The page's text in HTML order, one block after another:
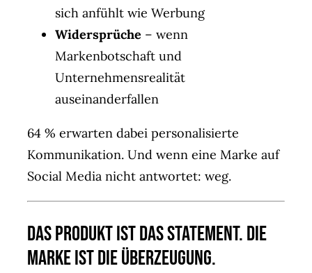
sich anfühlt wie Werbung
Widersprüche – wenn
Markenbotschaft und
Unternehmensrealität
auseinanderfallen
64 % erwarten dabei personalisierte
Kommunikation. Und wenn eine Marke auf
Social Media nicht antwortet: weg.
Das Produkt ist das Statement. Die
Marke ist die Überzeugung.